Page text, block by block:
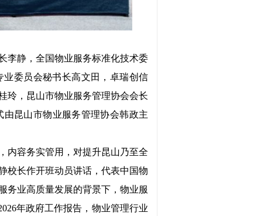
李静，全国物业服务标准化技术委
业委员会秘书长高文田，卓瑞创信
玲，昆山市物业服务管理协会会长
昆山市物业服务管理协会韩政主
内容务实管用，对提升昆山乃至全
校长作开班动员讲话，代表中国物
务业高质量发展的背景下，物业服
年政府工作报告，物业管理行业